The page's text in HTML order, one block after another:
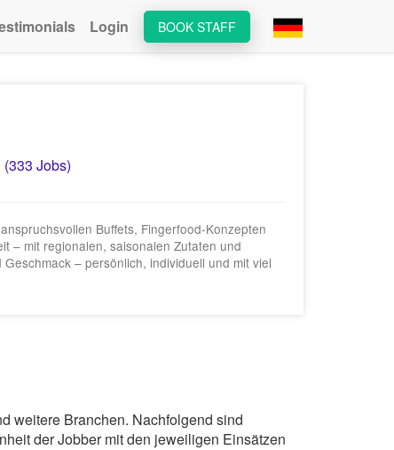
BOOK STAFF
Login
(333 Jobs)
Buffets, Fingerfood‑Konzepten
– mit regionalen, saisonalen Zutaten und
– persönlich, individuell und mit viel
weitere Branchen. Nachfolgend sind
der Jobber mit den jeweiligen Einsätzen